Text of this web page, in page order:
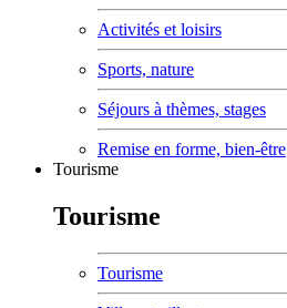
Activités et loisirs
Sports, nature
Séjours à thèmes, stages
Remise en forme, bien-être
Tourisme
Tourisme
Tourisme